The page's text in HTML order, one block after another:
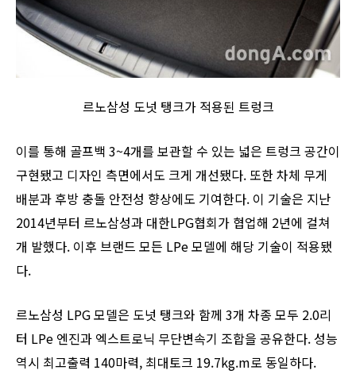
르노삼성 도넛 탱크가 적용된 트렁크
이를 통해 골프백 3~4개를 보관할 수 있는 넓은 트렁크 공간이
구현됐고 디자인 측면에서도 크게 개선됐다. 또한 차체 무게
배분과 후방 충돌 안전성 향상에도 기여한다. 이 기술은 지난
2014년부터 르노삼성과 대한LPG협회가 협업해 2년에 걸쳐
개 발했다. 이후 브랜드 모든 LPe 모델에 해당 기술이 적용됐
다.
르노삼성 LPG 모델은 도넛 탱크와 함께 3개 차종 모두 2.0리
터 LPe 엔진과 엑스트로닉 무단변속기 조합을 공유한다. 성능
역시 최고출력 140마력, 최대토크 19.7kg.m로 동일하다.